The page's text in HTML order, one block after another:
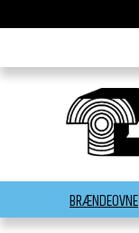
BRÆNDEOVNE